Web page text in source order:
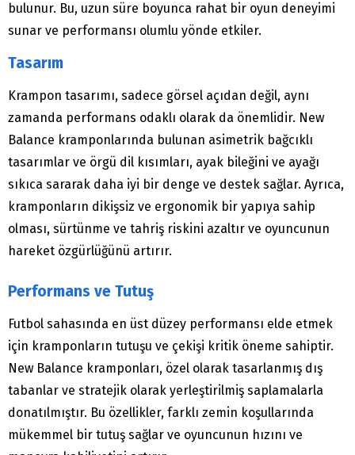
bulunur. Bu, uzun süre boyunca rahat bir oyun deneyimi
sunar ve performansı olumlu yönde etkiler.
Tasarım
Krampon tasarımı, sadece görsel açıdan değil, aynı
zamanda performans odaklı olarak da önemlidir. New
Balance kramponlarında bulunan asimetrik bağcıklı
tasarımlar ve örgü dil kısımları, ayak bileğini ve ayağı
sıkıca sararak daha iyi bir denge ve destek sağlar. Ayrıca,
kramponların dikişsiz ve ergonomik bir yapıya sahip
olması, sürtünme ve tahriş riskini azaltır ve oyuncunun
hareket özgürlüğünü artırır.
Performans ve Tutuş
Futbol sahasında en üst düzey performansı elde etmek
için kramponların tutuşu ve çekişi kritik öneme sahiptir.
New Balance kramponları, özel olarak tasarlanmış dış
tabanlar ve stratejik olarak yerleştirilmiş saplamalarla
donatılmıştır. Bu özellikler, farklı zemin koşullarında
mükemmel bir tutuş sağlar ve oyuncunun hızını ve